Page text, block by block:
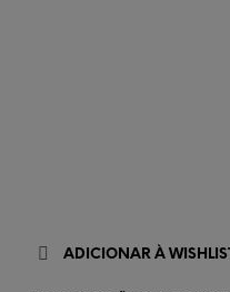
ADICIONAR À WISHLIST